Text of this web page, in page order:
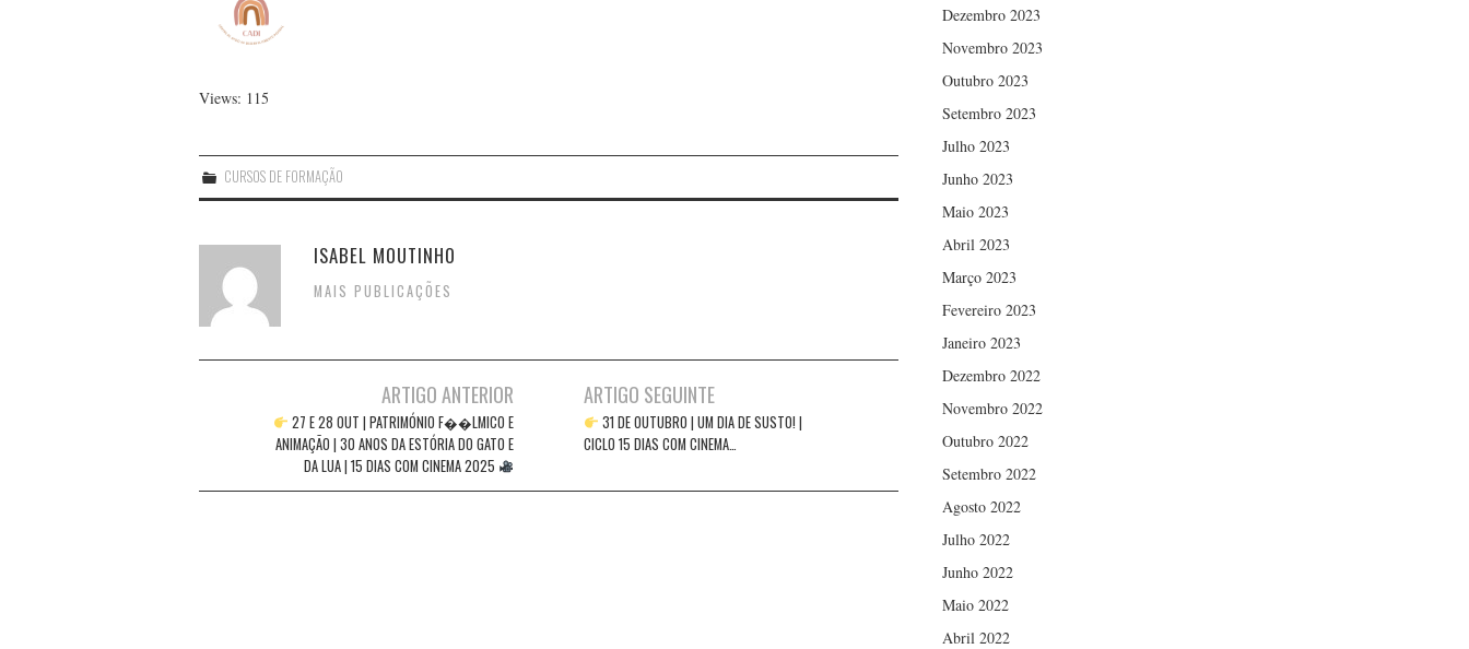
Views: 115
CURSOS DE FORMAÇÃO
ISABEL MOUTINHO
MAIS PUBLICAÇÕES
navigation
ARTIGO ANTERIOR
27 E 28 OUT | PATRIMÓNIO F��LMICO E
ANIMAÇÃO | 30 ANOS DA ESTÓRIA DO GATO E
DA LUA | 15 DIAS COM CINEMA 2025
ARTIGO SEGUINTE
31 DE OUTUBRO | UM DIA DE SUSTO! |
CICLO 15 DIAS COM CINEMA…
Dezembro 2023
Novembro 2023
Outubro 2023
Setembro 2023
Julho 2023
Junho 2023
Maio 2023
Abril 2023
Março 2023
Fevereiro 2023
Janeiro 2023
Dezembro 2022
Novembro 2022
Outubro 2022
Setembro 2022
Agosto 2022
Julho 2022
Junho 2022
Maio 2022
Abril 2022